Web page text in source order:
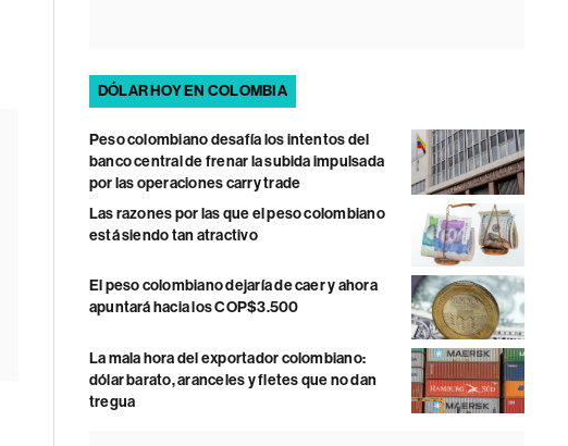
DÓLAR HOY EN COLOMBIA
Peso colombiano desafía los intentos del
banco central de frenar la subida impulsada
por las operaciones carry trade
Las razones por las que el peso colombiano
está siendo tan atractivo
El peso colombiano dejaría de caer y ahora
apuntará hacia los COP$3.500
La mala hora del exportador colombiano:
dólar barato, aranceles y fletes que no dan
tregua